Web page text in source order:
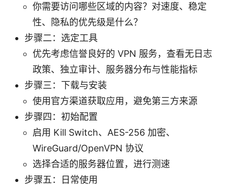
你需要访问哪些区域的内容？对速度、稳定
性、隐私的优先级是什么？
步骤二：选定工具
优先考虑信誉良好的 VPN 服务，查看无日志
政策、独立审计、服务器分布与性能指标
步骤三：下载与安装
使用官方渠道获取应用，避免第三方来源
步骤四：初始配置
启用 Kill Switch、AES-256 加密、
WireGuard/OpenVPN 协议
选择合适的服务器位置，进行测速
步骤五：日常使用